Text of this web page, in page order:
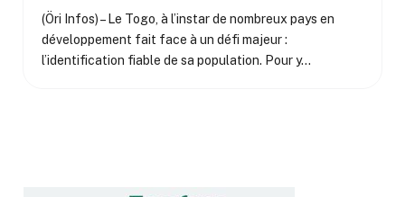
(Öri Infos) – Le Togo, à l’instar de nombreux pays en
développement fait face à un défi majeur :
l’identification fiable de sa population. Pour y…